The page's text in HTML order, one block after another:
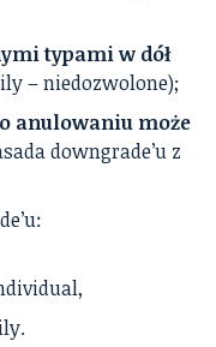
typami w dół
– niedozwolone);
anulowaniu może
downgrade’u z